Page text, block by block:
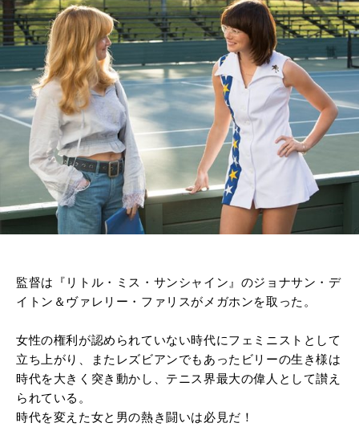
監督は『リトル・ミス・サンシャイン』のジョナサン・デ
イトン＆ヴァレリー・ファリスがメガホンを取った。
女性の権利が認められていない時代にフェミニストとして
立ち上がり、またレズビアンでもあったビリーの生き様は
時代を大きく突き動かし、テニス界最大の偉人として讃え
られている。
時代を変えた女と男の熱き闘いは必見だ！